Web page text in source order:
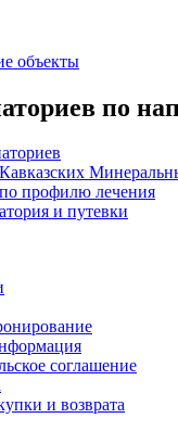
объекты
по
профилю лечения
и путевки
соглашение
и возврата